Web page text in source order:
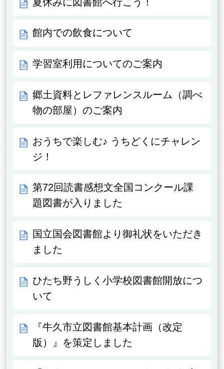
館内での飲食について
学習室利用についてのご案内
郷土資料とレファレンスルーム（調べ
物の部屋）のご案内
おうちで楽しむ♪ うちどくにチャレン
ジ！
第72回読書感想文全国コンクール課
題図書が入りました
国立国会図書館より御礼状をいただき
ました
ひたち野うしく小学校図書館開放につ
いて
『牛久市立図書館基本計画（改定
版）』を策定しました